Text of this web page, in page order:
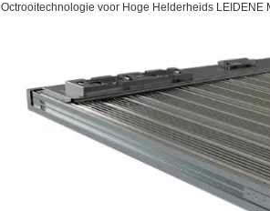
Octrooitechnologie voor Hoge Helderheids